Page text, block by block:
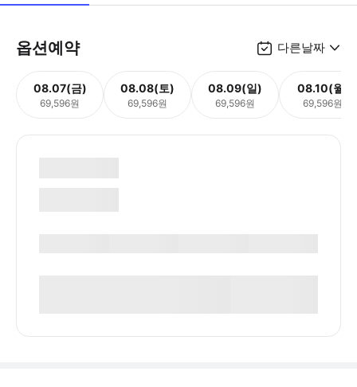
옵션예약 다른날짜
08.07(금)
69,596원
08.08(토)
69,596원
08.09(일)
69,596원
08.10(월)
69,596원